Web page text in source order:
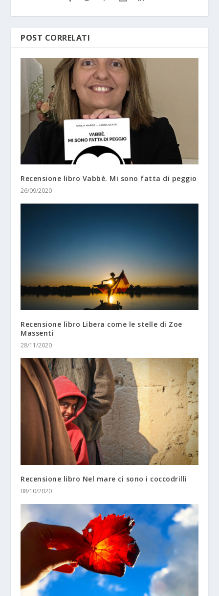
POST CORRELATI
Recensione libro Vabbè. Mi sono fatta di peggio
26/09/2020
Recensione libro Libera come le stelle di Zoe
Massenti
28/11/2020
Recensione libro Nel mare ci sono i coccodrilli
08/10/2020